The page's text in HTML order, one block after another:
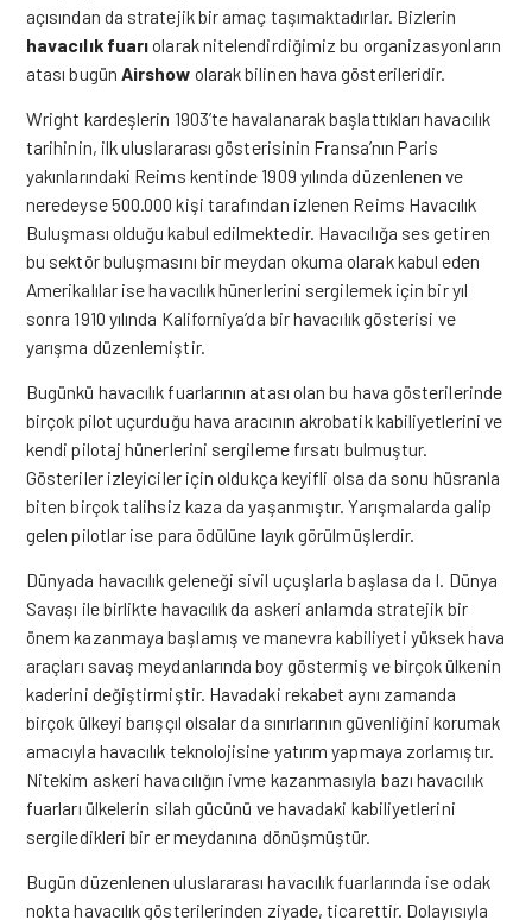
açısından da stratejik bir amaç taşımaktadırlar. Bizlerin
havacılık fuarıolarak nitelendirdiğimiz bu organizasyonların
atası bugün Airshow olarak bilinen hava gösterileridir.
Wright kardeşlerin 1903’te havalanarak başlattıkları havacılık
tarihinin, ilk uluslararası gösterisinin Fransa’nın Paris
yakınlarındaki Reims kentinde 1909 yılında düzenlenen ve
neredeyse 500.000 kişi tarafından izlenen Reims Havacılık
Buluşması olduğu kabul edilmektedir. Havacılığa ses getiren
bu sektör buluşmasını bir meydan okuma olarak kabul eden
Amerikalılar ise havacılık hünerlerini sergilemek için bir yıl
sonra 1910 yılında Kaliforniya’da bir havacılık gösterisi ve
yarışma düzenlemiştir.
Bugünkü havacılık fuarlarının atası olan bu hava gösterilerinde
birçok pilot uçurduğu hava aracının akrobatik kabiliyetlerini ve
kendi pilotaj hünerlerini sergileme fırsatı bulmuştur.
Gösteriler izleyiciler için oldukça keyifli olsa da sonu hüsranla
biten birçok talihsiz kaza da yaşanmıştır. Yarışmalarda galip
gelen pilotlar ise para ödülüne layık görülmüşlerdir.
Dünyada havacılık geleneği sivil uçuşlarla başlasa da I. Dünya
Savaşı ile birlikte havacılık da askeri anlamda stratejik bir
önem kazanmaya başlamış ve manevra kabiliyeti yüksek hava
araçları savaş meydanlarında boy göstermiş ve birçok ülkenin
kaderini değiştirmiştir. Havadaki rekabet aynı zamanda
birçok ülkeyi barışçıl olsalar da sınırlarının güvenliğini korumak
amacıyla havacılık teknolojisine yatırım yapmaya zorlamıştır.
Nitekim askeri havacılığın ivme kazanmasıyla bazı havacılık
fuarları ülkelerin silah gücünü ve havadaki kabiliyetlerini
sergiledikleri bir er meydanına dönüşmüştür.
Bugün düzenlenen uluslararası havacılık fuarlarında ise odak
nokta havacılık gösterilerinden ziyade, ticarettir. Dolayısıyla